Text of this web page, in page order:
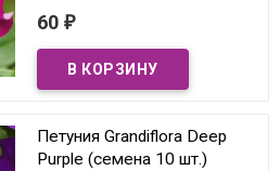
60 ₽
Петуния Grandiflora Deep
Purple (семена 10 шт.)